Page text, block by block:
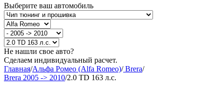
Выберите ваш автомобиль
Не нашли свое авто?
Сделаем индивидуальный расчет.
Главная/Альфа Ромео (Alfa Romeo)/Brera/
Brera 2005 -> 2010/2.0 TD 163 л.с.